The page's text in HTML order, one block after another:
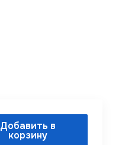
Добавить в
корзину